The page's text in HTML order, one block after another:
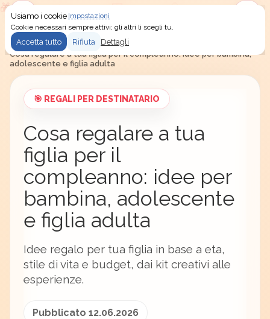
Menu
Secret Santa / Idee regalo/Regali per destinatario
Cosa regalare a tua figlia per il compleanno: idee per bambina,
adolescente e figlia adulta
🎯 REGALI PER DESTINATARIO
Cosa regalare a tua
figlia per il
compleanno: idee per
bambina, adolescente
e figlia adulta
Idee regalo per tua figlia in base a eta,
stile di vita e budget, dai kit creativi alle
esperienze.
Pubblicato 12.06.2026
Usiamo i cookie Impostazioni
Cookie necessari sempre attivi; gli altri li scegli tu.
Accetta tutto Rifiuta Dettagli